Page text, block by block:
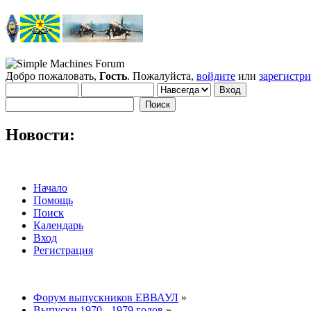
Добро пожаловать, Гость. Пожалуйста, войдите или
Новости:
Начало
Помощь
Поиск
Календарь
Вход
Регистрация
Форум выпускников ЕВВАУЛ »